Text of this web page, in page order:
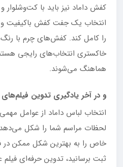
کفش داماد نیز باید با
انتخاب یک جفت کفش باکیفیت و
را کامل کند. کفش‌های چرم با
خاکستری انتخاب‌های رایجی
هماهنگ می‌شوند.
و در آخر یادگیری تدوین
انتخاب لباس داماد از عوامل
لحظات مراسم شما را شکل
خاص را به بهترین شکل ممکن
ثبت برسانید، تدوین حرفه‌ای